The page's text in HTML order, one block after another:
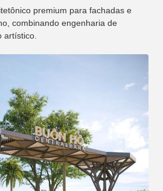
premium para fachadas e
combinando engenharia de
artístico.